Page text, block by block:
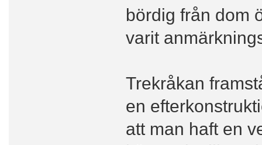
bördig från dom
varit
Trekråkan
en
att man haft en